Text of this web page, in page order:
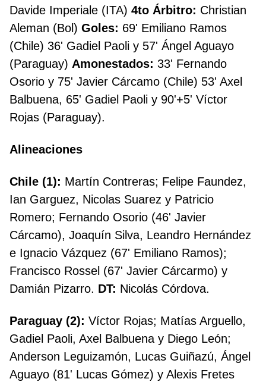
Davide Imperiale (ITA) 4to Árbitro: Christian
Aleman (Bol) Goles: 69' Emiliano Ramos
(Chile) 36' Gadiel Paoli y 57' Ángel Aguayo
(Paraguay) Amonestados: 33' Fernando
Osorio y 75' Javier Cárcamo (Chile) 53' Axel
Balbuena, 65' Gadiel Paoli y 90'+5' Víctor
Rojas (Paraguay).
Alineaciones
Chile (1): Martín Contreras; Felipe Faundez,
Ian Garguez, Nicolas Suarez y Patricio
Romero; Fernando Osorio (46' Javier
Cárcamo), Joaquín Silva, Leandro Hernández
e Ignacio Vázquez (67' Emiliano Ramos);
Francisco Rossel (67' Javier Cárcarmo) y
Damián Pizarro. DT: Nicolás Córdova.
Paraguay (2): Víctor Rojas; Matías Arguello,
Gadiel Paoli, Axel Balbuena y Diego León;
Anderson Leguizamón, Lucas Guiñazú, Ángel
Aguayo (81' Lucas Gómez) y Alexis Fretes